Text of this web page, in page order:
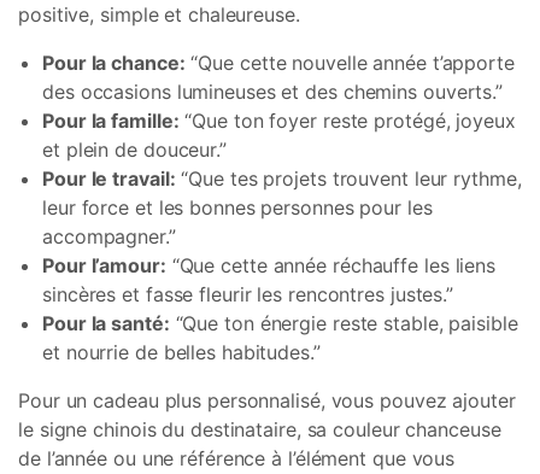
positive, simple et chaleureuse.
Pour la chance: “Que cette nouvelle année t’apporte
des occasions lumineuses et des chemins ouverts.”
Pour la famille: “Que ton foyer reste protégé, joyeux
et plein de douceur.”
Pour le travail: “Que tes projets trouvent leur rythme,
leur force et les bonnes personnes pour les
accompagner.”
Pour l’amour: “Que cette année réchauffe les liens
sincères et fasse fleurir les rencontres justes.”
Pour la santé: “Que ton énergie reste stable, paisible
et nourrie de belles habitudes.”
Pour un cadeau plus personnalisé, vous pouvez ajouter
le signe chinois du destinataire, sa couleur chanceuse
de l’année ou une référence à l’élément que vous